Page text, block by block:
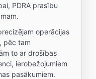
PDRA prasību
operācijas
pēc tam
to ar drošības
ierobežojumiem
pasākumiem.